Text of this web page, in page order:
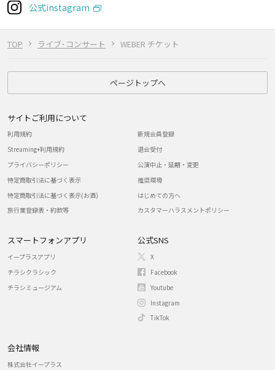
TOP ライブ･コンサート WEBER チケット
公式instagram
ページトップへ
サイトご利用について
利用規約
Streaming+利用規約
プライバシーポリシー
特定商取引法に基づく表示
特定商取引法に基づく表示(お酒)
旅行業登録表・約款等
新規会員登録
退会受付
公演中止・延期・変更
推奨環境
はじめての方へ
カスタマーハラスメントポリシー
スマートフォンアプリ
イープラスアプリ
チラシクラシック
チラシミュージアム
公式SNS
X
Facebook
Youtube
Instagram
TikTok
会社情報
株式会社イープラス